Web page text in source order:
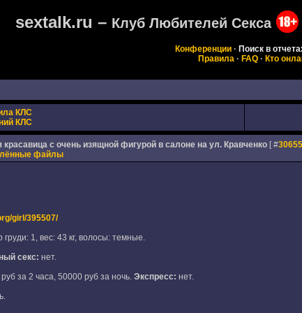
sextalk.ru – Клуб Любителей Секса
Конференции· Поиск в
Правила · FAQ · Кто
КЛС
КЛС
с очень изящной фигурой в салоне на ул. Кравченко [ #
файлы
girl/395507/
1, вес: 43 кг, волосы: темные.
секс: нет.
за 2 часа, 50000 руб за ночь. Экспресс: нет.